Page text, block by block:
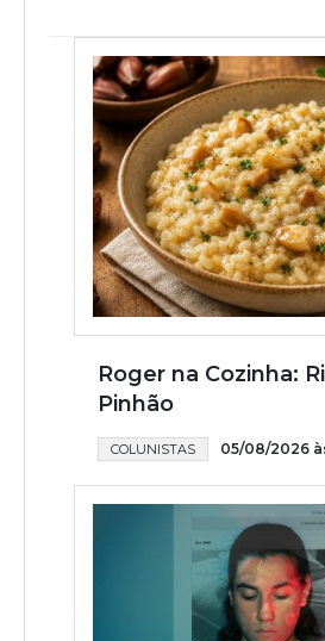
Roger na Cozinha:
Pinhão
COLUNISTAS 05/08/2026